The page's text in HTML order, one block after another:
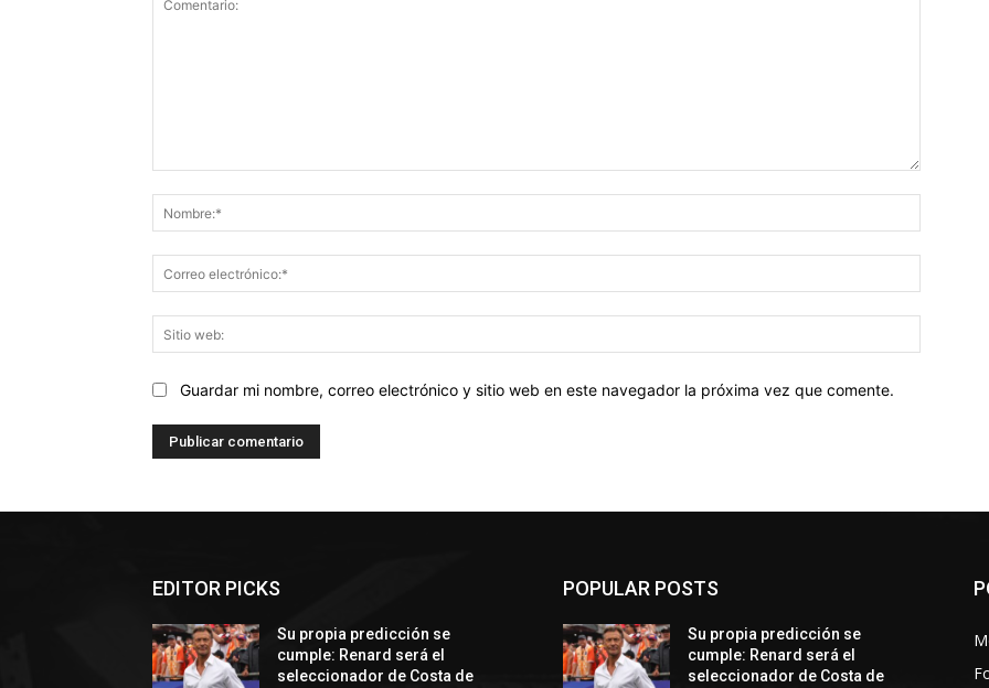
web:
Guardar mi nombre, correo electrónico y sitio web en este navegador la próxima vez que comente.
EDITOR PICKS
Su propia predicción se
cumple: Renard será el
seleccionador de Costa de
POPULAR POSTS
Su propia predicción se
cumple: Renard será el
seleccionador de Costa de